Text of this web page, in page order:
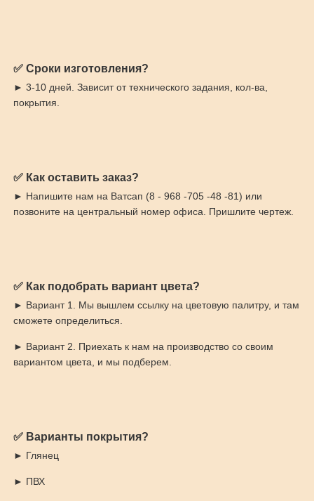
✅ Сроки изготовления?
► 3-10 дней. Зависит от технического задания, кол-ва,
покрытия.
✅ Как оставить заказ?
► Напишите нам на Ватсап (8 - 968 -705 -48 -81) или
позвоните на центральный номер офиса. Пришлите чертеж.
✅ Как подобрать вариант цвета?
► Вариант 1. Мы вышлем ссылку на цветовую палитру, и там
сможете определиться.
► Вариант 2. Приехать к нам на производство со своим
вариантом цвета, и мы подберем.
✅ Варианты покрытия?
► Глянец
► ПВХ